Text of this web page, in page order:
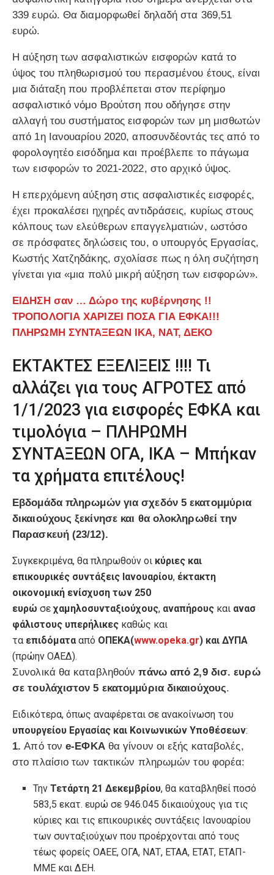
339 ευρώ. Θα διαμορφωθεί δηλαδή στα 369,51
ευρώ.
Η αύξηση των ασφαλιστικών εισφορών κατά το
ύψος του πληθωρισμού του περασμένου έτους, είναι
μια διάταξη που προβλέπεται στον περίφημο
ασφαλιστικό νόμο Βρούτση που οδήγησε στην
αλλαγή του συστήματος εισφορών των μη μισθωτών
από 1η Ιανουαρίου 2020, αποσυνδέοντάς τες από το
φορολογητέο εισόδημα και προέβλεπε το πάγωμα
των εισφορών το 2021-2022, στο αρχικό ύψος.
Η επερχόμενη αύξηση στις ασφαλιστικές εισφορές,
έχει προκαλέσει ηχηρές αντιδράσεις, κυρίως στους
κόλπους των ελεύθερων επαγγελματιών, ωστόσο
σε πρόσφατες δηλώσεις του, ο υπουργός Εργασίας,
Κωστής Χατζηδάκης, σχολίασε πως η όλη συζήτηση
γίνεται για «μια πολύ μικρή αύξηση των εισφορών».
ΕΙΔΗΣΗ σαν … Δώρο της κυβέρνησης !!
ΤΡΟΠΟΛΟΓΙΑ ΧΑΡΙΖΕΙ ΠΟΣΑ ΓΙΑ ΕΦΚΑ!!!
ΠΛΗΡΩΜΗ ΣΥΝΤΑΞΕΩΝ ΙΚΑ, ΝΑΤ, ΔΕΚΟ
ΕΚΤΑΚΤΕΣ ΕΞΕΛΙΞΕΙΣ !!!! Τι
αλλάζει για τους ΑΓΡΟΤΕΣ από
1/1/2023 για εισφορές ΕΦΚΑ και
τιμολόγια – ΠΛΗΡΩΜΗ
ΣΥΝΤΑΞΕΩΝ ΟΓΑ, ΙΚΑ – Μπήκαν
τα χρήματα επιτέλους!
Εβδομάδα πληρωμών για σχεδόν 5 εκατομμύρια
δικαιούχους ξεκίνησε και θα ολοκληρωθεί την
Παρασκευή (23/12).
Συγκεκριμένα, θα πληρωθούν οι κύριες και
επικουρικές συντάξεις Ιανουαρίου, έκτακτη
οικονομική ενίσχυση των 250
ευρώ σεχαμηλοσυνταξιούχους, αναπήρους και ανασ
φάλιστους υπερήλικες καθώς και
τα επιδόματααπό ΟΠΕΚΑ(www.opeka.gr) και ΔΥΠΑ
(πρώην ΟΑΕΔ).
Συνολικά θα καταβληθούνπάνω από 2,9 δισ. ευρώ
σε τουλάχιστον 5 εκατομμύρια δικαιούχους.
Ειδικότερα, όπως αναφέρεται σε ανακοίνωση του
υπουργείου Εργασίας και Κοινωνικών Υποθέσεων:
1.Από τονe-ΕΦΚΑ θα γίνουν οι εξής καταβολές,
στο πλαίσιο των τακτικών πληρωμών του φορέα:
ΤηνΤετάρτη 21 Δεκεμβρίου, θα καταβληθεί ποσό
583,5 εκατ. ευρώ σε 946.045 δικαιούχους για τις
κύριες και τις επικουρικές συντάξεις Ιανουαρίου
των συνταξιούχων που προέρχονται από τους
τέως φορείς ΟΑΕΕ, ΟΓΑ, ΝΑΤ, ΕΤΑΑ, ΕΤΑΤ, ΕΤΑΠ-
ΜΜΕ και ΔΕΗ.